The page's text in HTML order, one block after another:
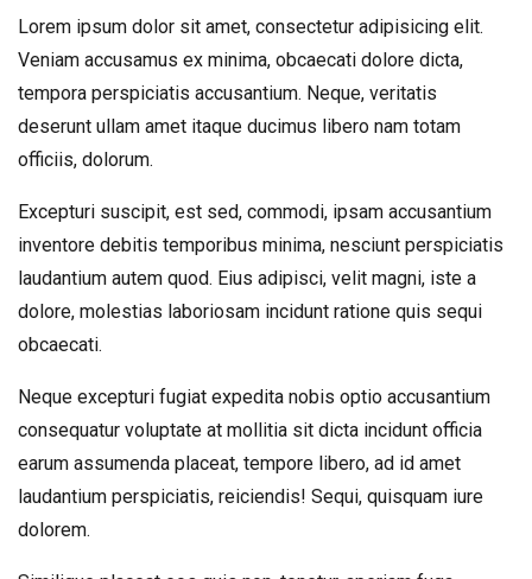
Lorem ipsum dolor sit amet, consectetur adipisicing elit.
Veniam accusamus ex minima, obcaecati dolore dicta,
tempora perspiciatis accusantium. Neque, veritatis
deserunt ullam amet itaque ducimus libero nam totam
officiis, dolorum.
Excepturi suscipit, est sed, commodi, ipsam accusantium
inventore debitis temporibus minima, nesciunt perspiciatis
laudantium autem quod. Eius adipisci, velit magni, iste a
dolore, molestias laboriosam incidunt ratione quis sequi
obcaecati.
Neque excepturi fugiat expedita nobis optio accusantium
consequatur voluptate at mollitia sit dicta incidunt officia
earum assumenda placeat, tempore libero, ad id amet
laudantium perspiciatis, reiciendis! Sequi, quisquam iure
dolorem.